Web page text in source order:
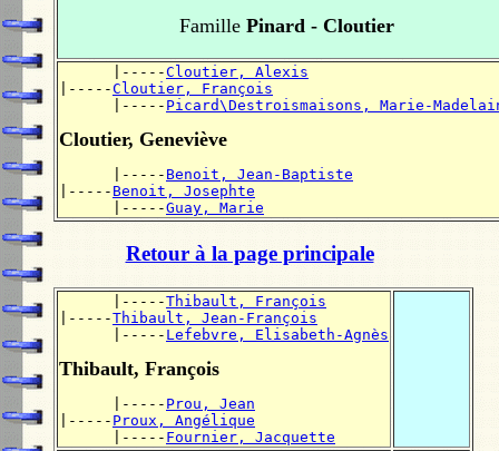
FamillePinard - Cloutier
      |-----
Cloutier, Alexis
|-----Cloutier, François
      |-----
Picard\Destroismaisons, Marie-
Cloutier, Geneviève
      |-----
Benoit, Jean-Baptiste
|----- Benoit, Josephte
      |-----
Guay, Marie
Retour à la page principale
      |-----
Thibault, François
|-----Thibault, Jean-François
      |-----
Lefebvre, Elisabeth-Agnès
Thibault, François
      |-----
Prou, Jean
|----- Proux, Angélique
      |-----
Fournier, Jacquette